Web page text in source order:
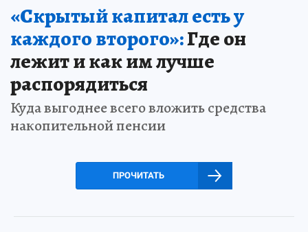
«Скрытый капитал есть у
каждого второго»:Где он
лежит и как им лучше
распорядиться
Куда выгоднее всего вложить средства
накопительной пенсии
ПРОЧИТАТЬ